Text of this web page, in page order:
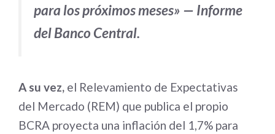
para los próximos meses» — Informe
del Banco Central.
A su vez, el Relevamiento de Expectativas
del Mercado (REM) que publica el propio
BCRA proyecta una inflación del 1,7% para